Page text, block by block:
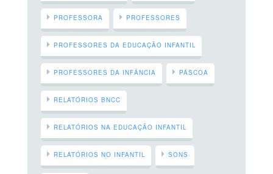
PROFESSORA PROFESSORES
PROFESSORES DA EDUCAÇÃO INFANTIL
PROFESSORES DA INFÂNCIA PÁSCOA
RELATÓRIOS BNCC
RELATÓRIOS NA EDUCAÇÃO INFANTIL
RELATÓRIOS NO INFANTIL SONS